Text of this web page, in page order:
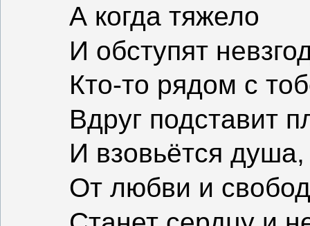
А когда тяжело
И обступят
Кто-то рядом с
Вдруг подставит
И взовьётся душа,
От любви и